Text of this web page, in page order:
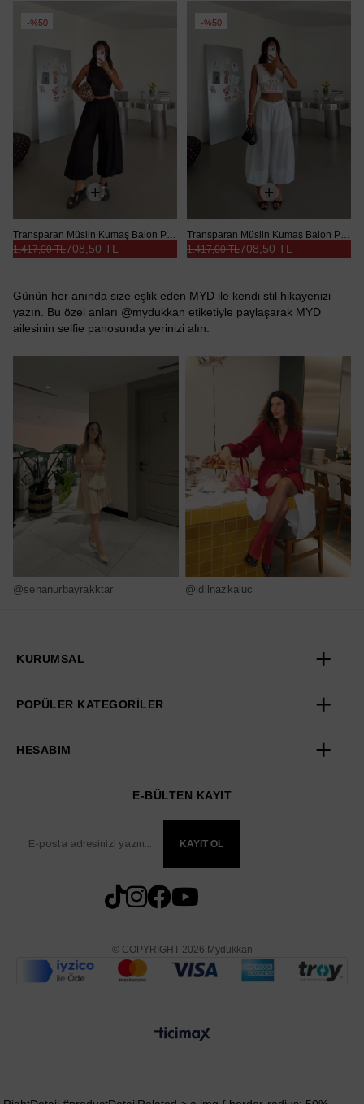
%50
Transparan Müslin Kumaş Balon Pantolon - Siyah
708,50 TL
1.417,00 TL
%50
Transparan Müslin Kumaş Balon Pantolon - Beyaz
708,50 TL
1.417,00 TL
Günün her anında size eşlik eden MYD ile kendi stil hikayenizi
yazın. Bu özel anları @mydukkan etiketiyle paylaşarak MYD
ailesinin selfie panosunda yerinizi alın.
@senanurbayrakktar @idilnazkaluc
KURUMSAL
POPÜLER KATEGORİLER
HESABIM
E-BÜLTEN KAYIT
KAYIT OL
© COPYRIGHT 2026 Mydukkan